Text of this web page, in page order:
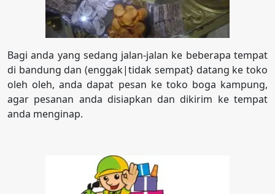
Bagi anda yang sedang jalan-jalan ke beberapa tempat
di bandung dan (enggak|tidak sempat} datang ke toko
oleh oleh, anda dapat pesan ke toko boga kampung,
agar pesanan anda disiapkan dan dikirim ke tempat
anda menginap.